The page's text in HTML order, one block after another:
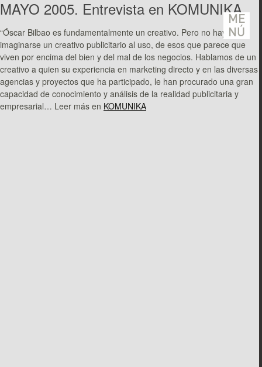
ME
NÚ
MAYO 2005. Entrevista en KOMUNIKA.
“Óscar Bilbao es fundamentalmente un creativo. Pero no hay que
imaginarse un creativo publicitario al uso, de esos que parece que
viven por encima del bien y del mal de los negocios. Hablamos de un
creativo a quien su experiencia en marketing directo y en las diversas
agencias y proyectos que ha participado, le han procurado una gran
capacidad de conocimiento y análisis de la realidad publicitaria y
empresarial… Leer más en KOMUNIKA